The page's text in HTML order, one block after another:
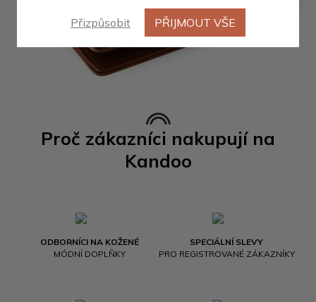
Proč zákazníci nakupují na
Kandoo
ODBORNÍCI NA KOŽENÉ
MÓDNÍ DOPLŇKY
SPECIÁLNÍ SLEVY
PRO REGISTROVANÉ ZÁKAZNÍKY
Přizpůsobit PŘIJMOUT VŠE